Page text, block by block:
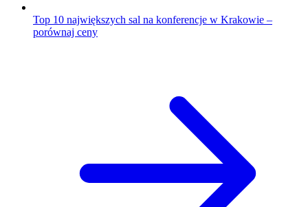
Top 10 największych sal na konferencje w Krakowie –
porównaj ceny